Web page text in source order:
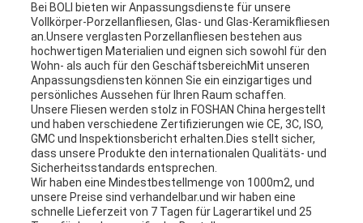
Bei BOLI bieten wir Anpassungsdienste für unsere
Vollkörper-Porzellanfliesen, Glas- und Glas-Keramikfliesen
an.Unsere verglasten Porzellanfliesen bestehen aus
hochwertigen Materialien und eignen sich sowohl für den
Wohn- als auch für den GeschäftsbereichMit unseren
Anpassungsdiensten können Sie ein einzigartiges und
persönliches Aussehen für Ihren Raum schaffen.
Unsere Fliesen werden stolz in FOSHAN China hergestellt
und haben verschiedene Zertifizierungen wie CE, 3C, ISO,
GMC und Inspektionsbericht erhalten.Dies stellt sicher,
dass unsere Produkte den internationalen Qualitäts- und
Sicherheitsstandards entsprechen.
Wir haben eine Mindestbestellmenge von 1000m2, und
unsere Preise sind verhandelbar.und wir haben eine
schnelle Lieferzeit von 7 Tagen für Lagerartikel und 25